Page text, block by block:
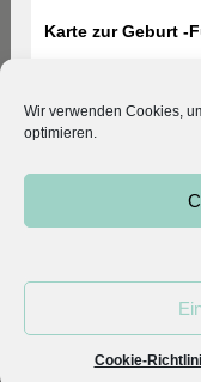
Wir verwenden Cookies,
optimieren.
Cookie-
Karte zur Geburt -
© 2026 Kleodesigns. All
|